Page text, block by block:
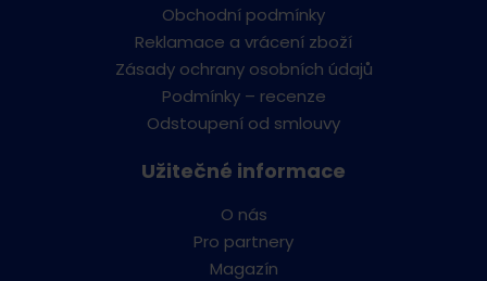
Obchodní podmínky
Reklamace a vrácení zboží
Zásady ochrany osobních údajů
Podmínky – recenze
Odstoupení od smlouvy
Užitečné informace
O nás
Pro partnery
Magazín